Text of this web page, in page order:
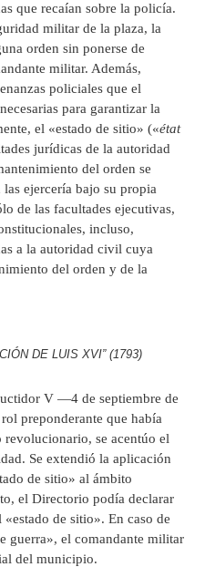
que recaían sobre la policía.
militar de la plaza, la
orden sin ponerse de
militar. Además,
policiales que el
para garantizar la
el «estado de sitio» («état
jurídicas de la autoridad
del orden se
ejercería bajo su propia
de las facultades ejecutivas,
incluso,
a la autoridad civil cuya
del orden y de la
DE LUIS XVI” (1793)
V —4 de septiembre de
preponderante que había
se acentúo el
Se extendió la aplicación
de sitio» al ámbito
el Directorio podía declarar
de sitio». En caso de
guerra», el comandante militar
del municipio.